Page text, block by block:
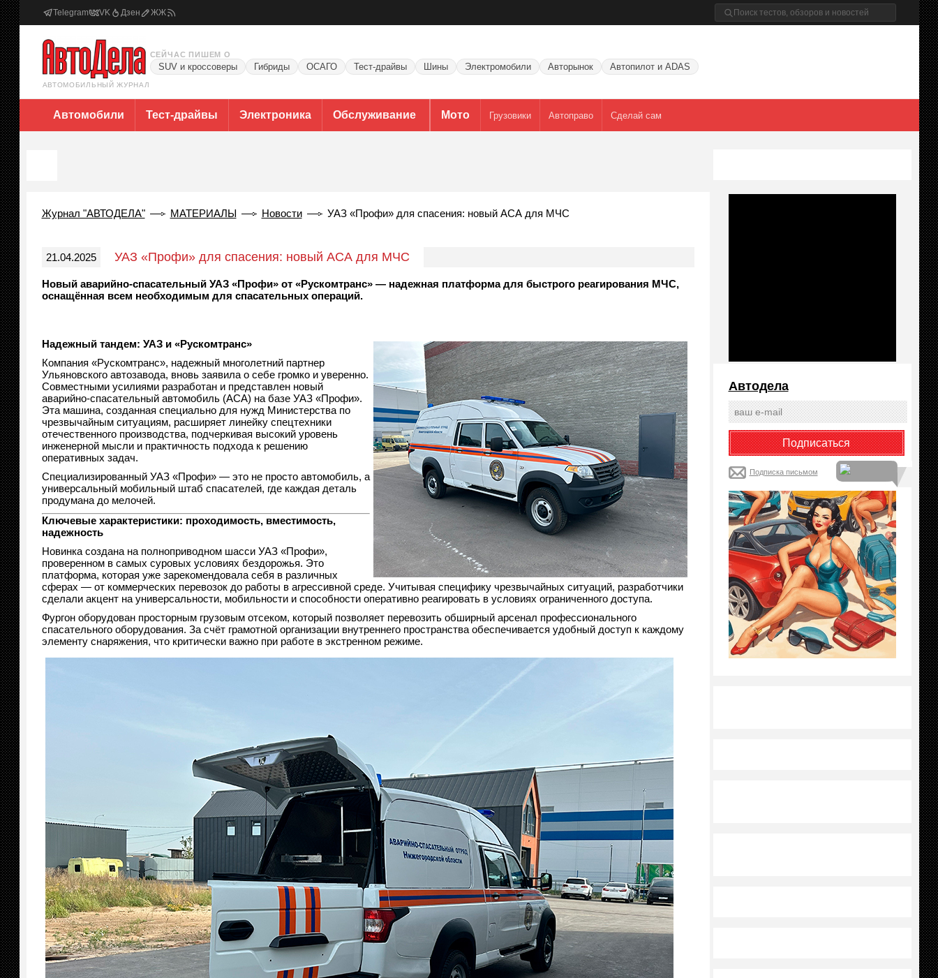
Telegram VK Дзен ЖЖ
АВТОМОБИЛЬНЫЙ ЖУРНАЛ
СЕЙЧАС ПИШЕМ О
SUV и кроссоверы Гибриды ОСАГО Тест-драйвы Шины Электромобили Авторынок Автопилот и ADAS
Автомобили Тест-драйвы Электроника Обслуживание Мото Грузовики Автоправо Сделай сам
Журнал "АВТОДЕЛА" МАТЕРИАЛЫ Новости УАЗ «Профи» для спасения: новый АСА для МЧС
21.04.2025 УАЗ «Профи» для спасения: новый АСА для МЧС
Новый аварийно-спасательный УАЗ «Профи» от «Рускомтранс» — надежная платформа для быстрого реагирования МЧС,
оснащённая всем необходимым для спасательных операций.
Надежный тандем: УАЗ и «Рускомтранс»
Компания «Рускомтранс», надежный многолетний партнер
Ульяновского автозавода, вновь заявила о себе громко и уверенно.
Совместными усилиями разработан и представлен новый
аварийно-спасательный автомобиль (АСА) на базе УАЗ «Профи».
Эта машина, созданная специально для нужд Министерства по
чрезвычайным ситуациям, расширяет линейку спецтехники
отечественного производства, подчеркивая высокий уровень
инженерной мысли и практичность подхода к решению
оперативных задач.
Специализированный УАЗ «Профи» — это не просто автомобиль, а
универсальный мобильный штаб спасателей, где каждая деталь
продумана до мелочей.
Ключевые характеристики: проходимость, вместимость,
надежность
Новинка создана на полноприводном шасси УАЗ «Профи»,
проверенном в самых суровых условиях бездорожья. Это
платформа, которая уже зарекомендовала себя в различных
сферах — от коммерческих перевозок до работы в агрессивной среде. Учитывая специфику чрезвычайных ситуаций, разработчики
сделали акцент на универсальности, мобильности и способности оперативно реагировать в условиях ограниченного доступа.
Фургон оборудован просторным грузовым отсеком, который позволяет перевозить обширный арсенал профессионального
спасательного оборудования. За счёт грамотной организации внутреннего пространства обеспечивается удобный доступ к каждому
элементу снаряжения, что критически важно при работе в экстренном режиме.
Автодела
Подписка письмом